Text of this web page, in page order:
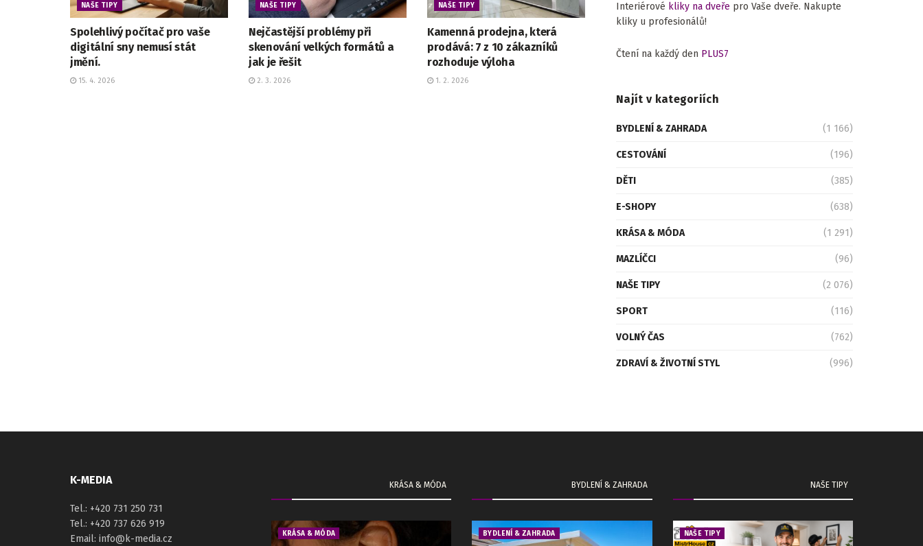
NAŠE TIPY
Spolehlivý počítač pro vaše
digitální sny nemusí stát
jmění.
15. 4. 2026
NAŠE TIPY
Nejčastější problémy při
skenování velkých formátů a
jak je řešit
2. 3. 2026
NAŠE TIPY
Kamenná prodejna, která
prodává: 7 z 10 zákazníků
rozhoduje výloha
1. 2. 2026
Interiérové kliky na dveře pro Vaše dveře. Nakupte
kliky u profesionálů!
Čtení na každý den PLUS7
Najít v kategoriích
BYDLENÍ & ZAHRADA (1 166)
CESTOVÁNÍ (196)
DĚTI (385)
E-SHOPY (638)
KRÁSA & MÓDA (1 291)
MAZLÍČCI (96)
NAŠE TIPY (2 076)
SPORT (116)
VOLNÝ ČAS (762)
ZDRAVÍ & ŽIVOTNÍ STYL (996)
K-MEDIA
Tel.: +420 731 250 731
Tel.: +420 737 626 919
Email: info@k-media.cz
KRÁSA & MÓDA
KRÁSA & MÓDA
BYDLENÍ & ZAHRADA
BYDLENÍ & ZAHRADA
NAŠE TIPY
NAŠE TIPY